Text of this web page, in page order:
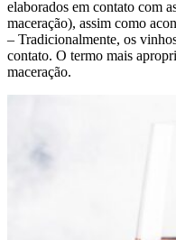
elaborados em contato com
maceração), assim como
– Tradicionalmente, os
contato. O termo mais
maceração.